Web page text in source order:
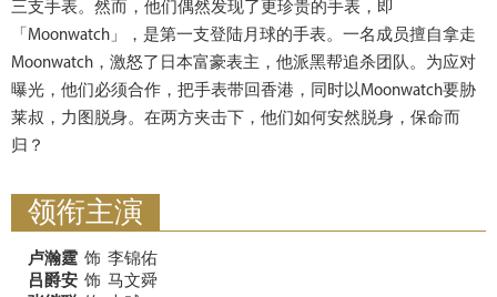
三支手表。然而，他们偶然发现了更珍贵的手表，即
「Moonwatch」，是第一支登陆月球的手表。一名成员擅自拿走
Moonwatch，激怒了日本富豪表主，他派黑帮追杀团队。为应对
曝光，他们必须合作，把手表带回香港，同时以Moonwatch要胁
莱叔，力图脱身。在两方夹击下，他们如何安然脱身，保命而
归？
领衔主演
卢瀚霆 饰 李锦佑
吕爵安 饰 马文舜